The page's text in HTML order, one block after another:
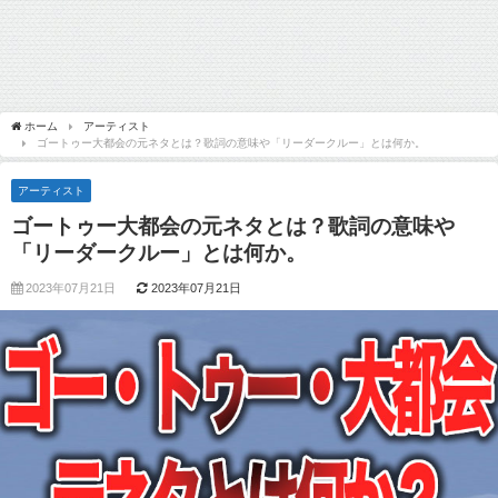
ホーム
アーティスト
ゴートゥー大都会の元ネタとは？歌詞の意味や「リーダークルー」とは何か。
アーティスト
ゴートゥー大都会の元ネタとは？歌詞の意味や
「リーダークルー」とは何か。
2023年07月21日 2023年07月21日